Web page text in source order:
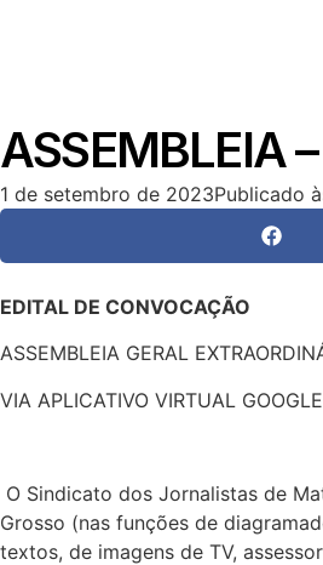
ASSEMBLEIA
1 de setembro de 2023Publicado
EDITAL DE CONVOCAÇÃO
ASSEMBLEIA GERAL
VIA APLICATIVO VIRTUAL
O Sindicato dos Jornalistas de
Grosso (nas funções de
textos, de imagens de TV,